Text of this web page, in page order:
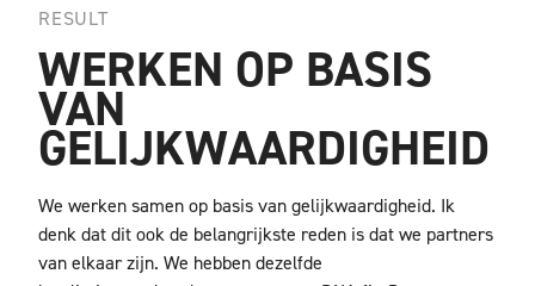
RESULT
WERKEN OP BASIS
VAN
GELIJKWAARDIGHEID
We werken samen op basis van gelijkwaardigheid. Ik
denk dat dit ook de belangrijkste reden is dat we partners
van elkaar zijn. We hebben dezelfde